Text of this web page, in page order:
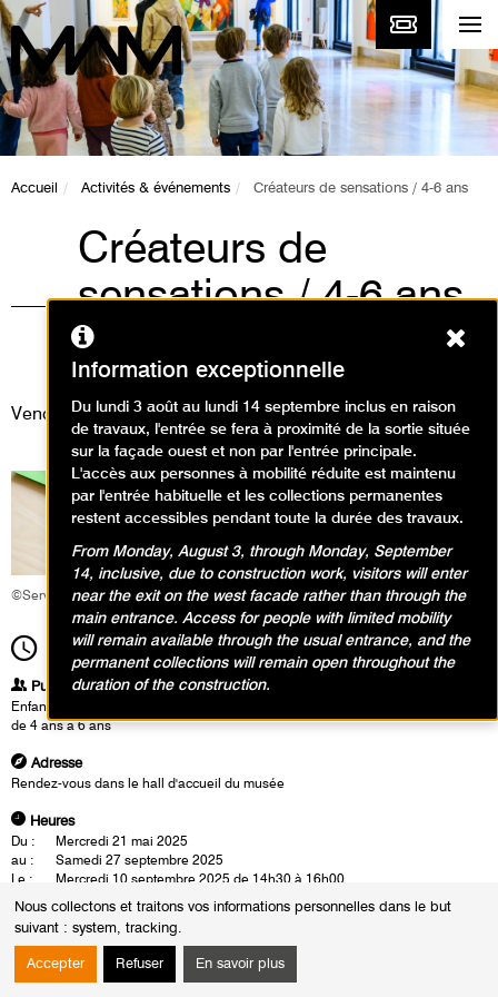
Nous collectons et traitons vos informations personnelles dans le but
suivant : system, tracking.
Accepter Refuser En savoir plus
Accueil Activités & événements Créateurs de sensations / 4-6 ans
Créateurs de
sensations / 4-6 ans
Animations / Atelier arts
plastiques
Vendredi 1 août 2025
©Service éducatif et culturel
11h00 Durée1h30
Publics
Enfants / Ados
de 4 ans à 6 ans
Adresse
Rendez-vous dans le hall d'accueil du musée
Heures
Du :
Mercredi 21 mai 2025
au :
Samedi 27 septembre 2025
Le :
Mercredi 10 septembre 2025 de 14h30 à 16h00
Mercredi 24 septembre 2025 de 14h30 à 16h00
Samedi 13 septembre 2025 de 11h00 à 12h30
Samedi 27 septembre 2025 de 11h00 à 12h30
Vendredi 1 août 2025 de 11h00 à 12h30
Vendredi 22 août 2025 de 11h00 à 12h30
Information exceptionnelle
Du lundi 3 août au lundi 14 septembre inclus en raison
de travaux, l'entrée se fera à proximité de la sortie située
sur la façade ouest et non par l'entrée principale.
L'accès aux personnes à mobilité réduite est maintenu
par l'entrée habituelle et les collections permanentes
restent accessibles pendant toute la durée des travaux.
From Monday, August 3, through Monday, September
14, inclusive, due to construction work, visitors will enter
near the exit on the west facade rather than through the
main entrance. Access for people with limited mobility
will remain available through the usual entrance, and the
permanent collections will remain open throughout the
duration of the construction.